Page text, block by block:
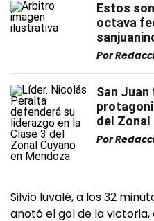
Estos
octava
Por
San
del Zonal
Por
Silvio Iuvalé, a los 32
anotó el gol de la